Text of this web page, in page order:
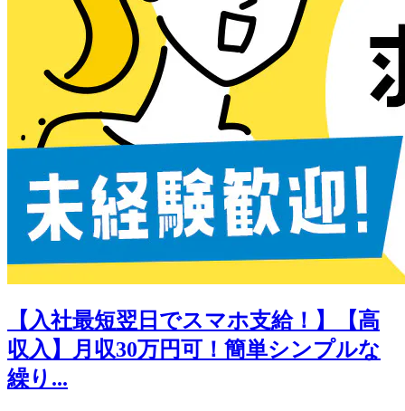
【入社最短翌日でスマホ支給！】【高
収入】月収30万円可！簡単シンプルな
繰り...